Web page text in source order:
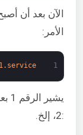
الأمر:
1
1.service
:2، إلخ.